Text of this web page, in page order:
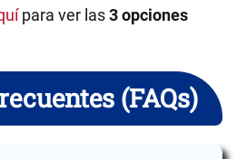
para ver las3 opciones
(FAQs)